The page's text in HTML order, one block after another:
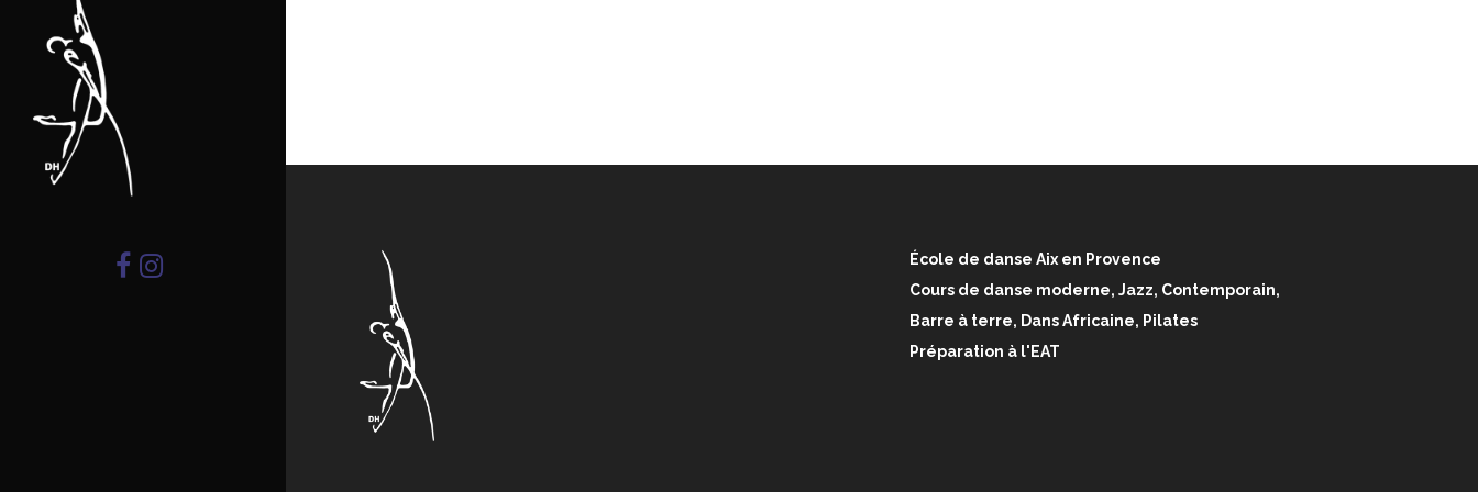
École de danse Aix en Provence
Cours de danse moderne, Jazz, Contemporain,
Barre à terre, Dans Africaine, Pilates
Préparation à l'EAT